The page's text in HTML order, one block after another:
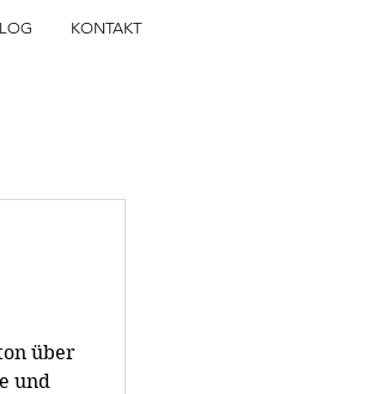
KONTAKT
über
und